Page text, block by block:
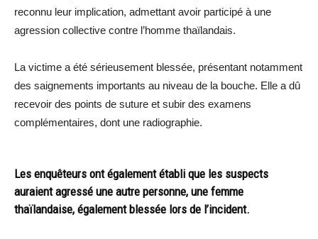
reconnu leur implication, admettant avoir participé à une
agression collective contre l’homme thaïlandais.
La victime a été sérieusement blessée, présentant notamment
des saignements importants au niveau de la bouche. Elle a dû
recevoir des points de suture et subir des examens
complémentaires, dont une radiographie.
Les enquêteurs ont également établi que les suspects
auraient agressé une autre personne, une femme
thaïlandaise, également blessée lors de l’incident.